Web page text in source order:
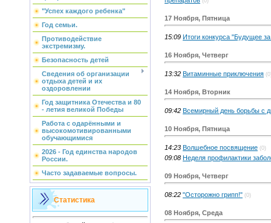
"Успех каждого ребенка"
Год семьи.
Противодействие
экстремизму.
Безопасность детей
Сведения об организации
отдыха детей и их
оздоровлении
Год защитника Отечества и 80
- летия великой Победы
Работа с одарёнными и
высокомотивированными
обучающимися
2026 - Год единства народов
России.
Часто задаваемые вопросы.
Статистика
17 Ноября, Пятница
15:09 Итоги конкурса "Будущее
16 Ноября, Четверг
13:32 Витаминные приключения
14 Ноября, Вторник
09:42 Всемирный день борьбы с
10 Ноября, Пятница
14:23 Волшебное посвящение (0)
09:08 Неделя профилактики
09 Ноября, Четверг
08:22 "Осторожно грипп!" (0)
08 Ноября, Среда